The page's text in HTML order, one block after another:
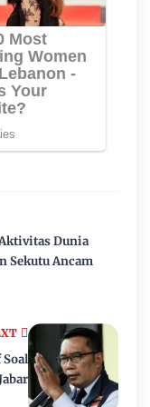
Dunia
Sekutu Ancam